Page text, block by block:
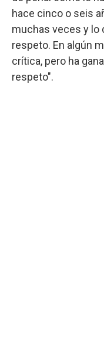
hace cinco o seis
muchas veces y lo
respeto. En algún
crítica, pero ha
respeto".